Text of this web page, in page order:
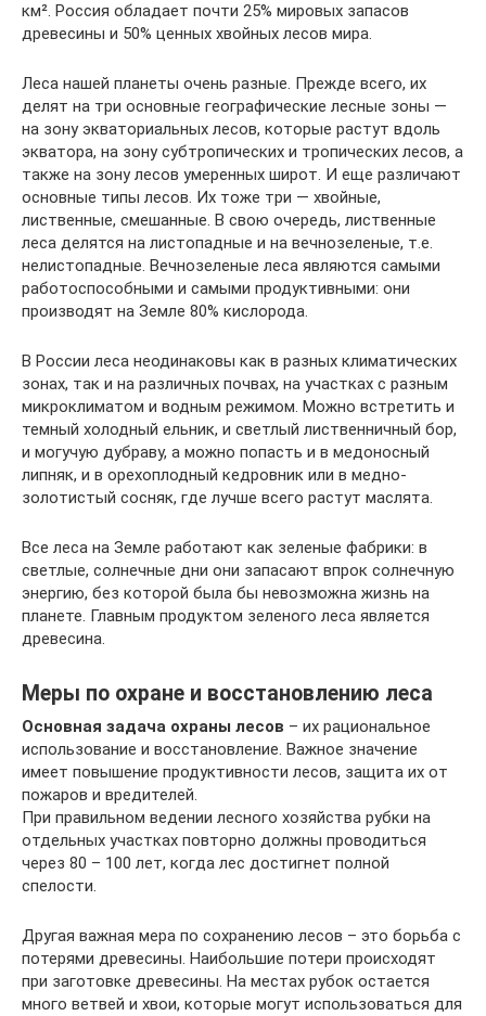
км². Россия обладает почти 25% мировых запасов
древесины и 50% ценных хвойных лесов мира.
Леса нашей планеты очень разные. Прежде всего, их
делят на три основные географические лесные зоны —
на зону экваториальных лесов, которые растут вдоль
экватора, на зону субтропических и тропических лесов, а
также на зону лесов умеренных широт. И еще различают
основные типы лесов. Их тоже три — хвойные,
лиственные, смешанные. В свою очередь, лиственные
леса делятся на листопадные и на вечнозеленые, т.е.
нелистопадные. Вечнозеленые леса являются самыми
работоспособными и самыми продуктивными: они
производят на Земле 80% кислорода.
В России леса неодинаковы как в разных климатических
зонах, так и на различных почвах, на участках с разным
микроклиматом и водным режимом. Можно встретить и
темный холодный ельник, и светлый лиственничный бор,
и могучую дубраву, а можно попасть и в медоносный
липняк, и в орехоплодный кедровник или в медно-
золотистый сосняк, где лучше всего растут маслята.
Все леса на Земле работают как зеленые фабрики: в
светлые, солнечные дни они запасают впрок солнечную
энергию, без которой была бы невозможна жизнь на
планете. Главным продуктом зеленого леса является
древесина.
Меры по охране и восстановлению леса
Основная задача охраны лесов – их рациональное
использование и восстановление. Важное значение
имеет повышение продуктивности лесов, защита их от
пожаров и вредителей.
При правильном ведении лесного хозяйства рубки на
отдельных участках повторно должны проводиться
через 80 – 100 лет, когда лес достигнет полной
спелости.
Другая важная мера по сохранению лесов – это борьба с
потерями древесины. Наибольшие потери происходят
при заготовке древесины. На местах рубок остается
много ветвей и хвои, которые могут использоваться для